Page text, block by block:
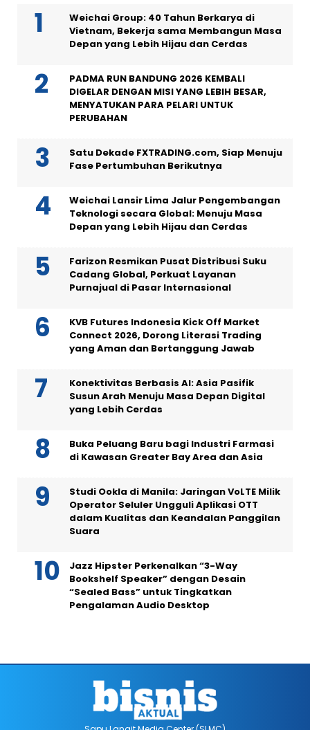
Weichai Group: 40 Tahun Berkarya di
Vietnam, Bekerja sama Membangun Masa
Depan yang Lebih Hijau dan Cerdas
PADMA RUN BANDUNG 2026 KEMBALI
DIGELAR DENGAN MISI YANG LEBIH BESAR,
MENYATUKAN PARA PELARI UNTUK
PERUBAHAN
Satu Dekade FXTRADING.com, Siap Menuju
Fase Pertumbuhan Berikutnya
Weichai Lansir Lima Jalur Pengembangan
Teknologi secara Global: Menuju Masa
Depan yang Lebih Hijau dan Cerdas
Farizon Resmikan Pusat Distribusi Suku
Cadang Global, Perkuat Layanan
Purnajual di Pasar Internasional
KVB Futures Indonesia Kick Off Market
Connect 2026, Dorong Literasi Trading
yang Aman dan Bertanggung Jawab
Konektivitas Berbasis AI: Asia Pasifik
Susun Arah Menuju Masa Depan Digital
yang Lebih Cerdas
Buka Peluang Baru bagi Industri Farmasi
di Kawasan Greater Bay Area dan Asia
Studi Ookla di Manila: Jaringan VoLTE Milik
Operator Seluler Ungguli Aplikasi OTT
dalam Kualitas dan Keandalan Panggilan
Suara
Jazz Hipster Perkenalkan “3-Way
Bookshelf Speaker” dengan Desain
“Sealed Bass” untuk Tingkatkan
Pengalaman Audio Desktop